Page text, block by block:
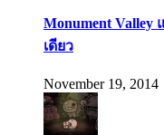
Monument Valley
เดียว
November 19, 2014